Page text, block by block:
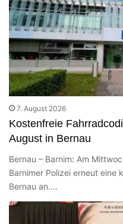
7. August 2026
Kostenfreie
August in Bernau
Bernau – Barnim: Am
Barnimer Polizei erneut eine
Bernau an.…